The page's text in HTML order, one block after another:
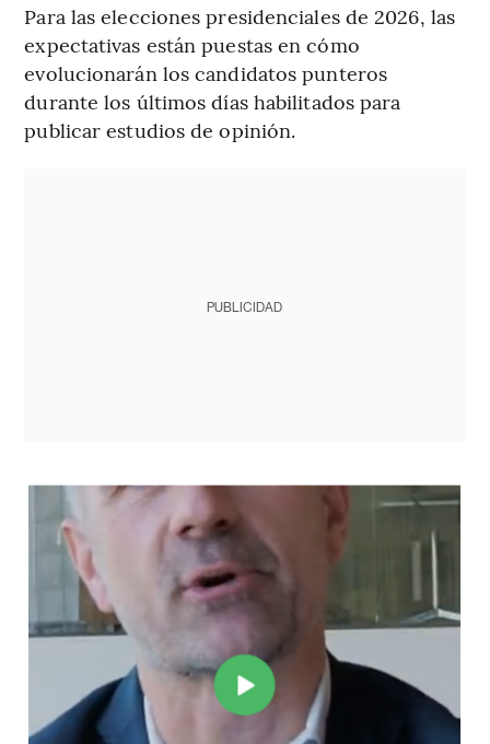
Para las elecciones presidenciales de 2026, las
expectativas están puestas en cómo
evolucionarán los candidatos punteros
durante los últimos días habilitados para
publicar estudios de opinión.
PUBLICIDAD